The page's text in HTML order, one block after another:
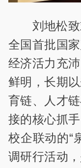
刘地松
全国首批国
经济活力充
鲜明，长期
育链、人才
接的核心抓
校企联动的“
调研行活动